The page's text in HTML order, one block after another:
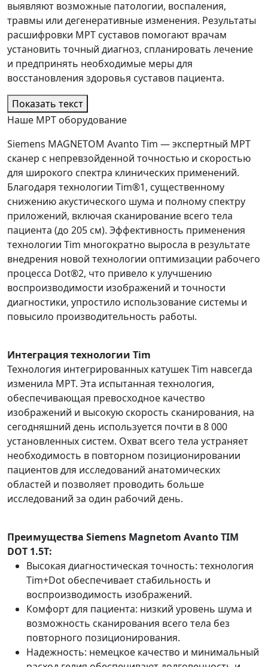
выявляют возможные патологии, воспаления,
травмы или дегенеративные изменения. Результаты
расшифровки МРТ суставов помогают врачам
установить точный диагноз, спланировать лечение
и предпринять необходимые меры для
восстановления здоровья суставов пациента.
Показать текст
Наше МРТ оборудование
Siemens MAGNETOM Avanto Tim — экспертный МРТ
сканер с непревзойденной точностью и скоростью
для широкого спектра клинических применений.
Благодаря технологии Tim®1, существенному
снижению акустического шума и полному спектру
приложений, включая сканирование всего тела
пациента (до 205 см). Эффективность применения
технологии Tim многократно выросла в результате
внедрения новой технологии оптимизации рабочего
процесса Dot®2, что привело к улучшению
воспроизводимости изображений и точности
диагностики, упростило использование системы и
повысило производительность работы.
Интеграция технологии Tim
Технология интегрированных катушек Tim навсегда
изменила МРТ. Эта испытанная технология,
обеспечивающая превосходное качество
изображений и высокую скорость сканирования, на
сегодняшний день используется почти в 8 000
установленных систем. Охват всего тела устраняет
необходимость в повторном позиционировании
пациентов для исследований анатомических
областей и позволяет проводить больше
исследований за один рабочий день.
Преимущества Siemens Magnetom Avanto TIM
DOT 1.5T:
Высокая диагностическая точность: технология
Tim+Dot обеспечивает стабильность и
воспроизводимость изображений.
Комфорт для пациента: низкий уровень шума и
возможность сканирования всего тела без
повторного позиционирования.
Надежность: немецкое качество и минимальный